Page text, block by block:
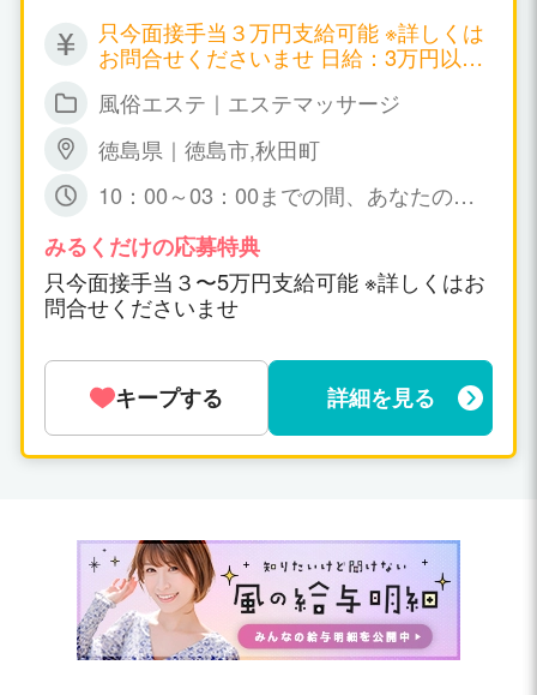
只今面接手当３万円支給可能 ※詳しくは
お問合せくださいませ 日給：3万円以上
風俗エステ｜エステマッサージ
徳島県｜徳島市,秋田町
10：00～03：00までの間、あなたの可
すょ☆ 特に、規定はありません。
みるくだけの応募特典
只今面接手当３〜5万円支給可能 ※詳しくはお
問合せくださいませ
キープする 詳細を見る